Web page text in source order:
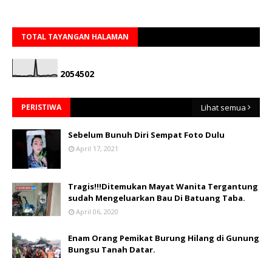
TOTAL TAYANGAN HALAMAN
2054502
PERISTIWA Lihat semua
Sebelum Bunuh Diri Sempat Foto Dulu
April 17, 2021
Tragis!!!Ditemukan Mayat Wanita Tergantung
sudah Mengeluarkan Bau Di Batuang Taba.
April 06, 2020
Enam Orang Pemikat Burung Hilang di Gunung
Bungsu Tanah Datar.